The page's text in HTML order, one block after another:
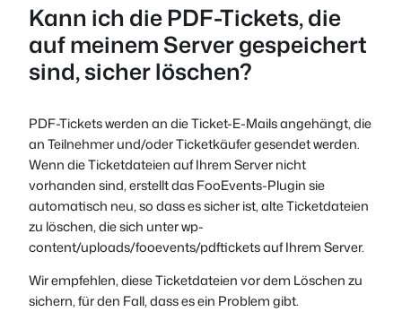
Italian
Portuguese
Czech
Greek
Kann ich die PDF-Tickets, die
auf meinem Server gespeichert
sind, sicher löschen?
PDF-Tickets werden an die Ticket-E-Mails angehängt, die
an Teilnehmer und/oder Ticketkäufer gesendet werden.
Wenn die Ticketdateien auf Ihrem Server nicht
vorhanden sind, erstellt das FooEvents-Plugin sie
automatisch neu, so dass es sicher ist, alte Ticketdateien
zu löschen, die sich unterwp-
content/uploads/fooevents/pdfticketsauf Ihrem Server.
Wir empfehlen, diese Ticketdateien vor dem Löschen zu
sichern, für den Fall, dass es ein Problem gibt.